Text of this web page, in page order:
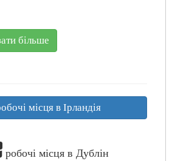
більше
місця в Ірландія
робочі місця в Дублін